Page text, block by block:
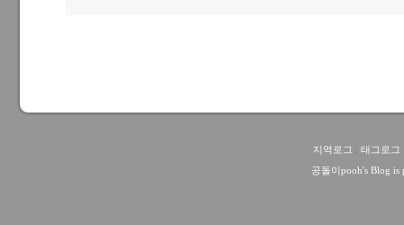
지역로그 : 태그로그
공돌이pooh's Blog is